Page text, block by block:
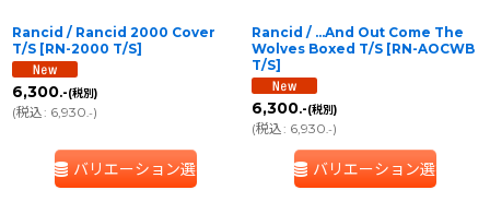
Rancid / Rancid 2000 Cover
T/S [RN-2000 T/S]
6,300.-(税別)
(税込: 6,930.-)
バリエーション選択
Rancid / ...And Out Come The
Wolves Boxed T/S [RN-AOCWB
T/S]
6,300.-(税別)
(税込: 6,930.-)
バリエーション選択